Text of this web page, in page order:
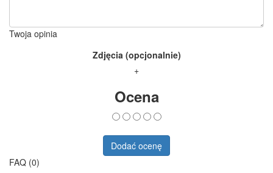
Twoja opinia
Zdjęcia (opcjonalnie)
+
Ocena
Dodać ocenę
FAQ (0)